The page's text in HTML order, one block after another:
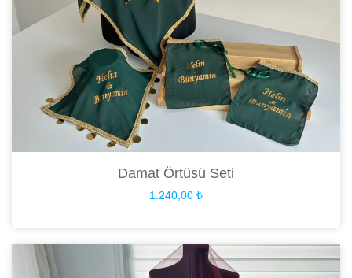
Damat Örtüsü Seti
1.240,00 ₺